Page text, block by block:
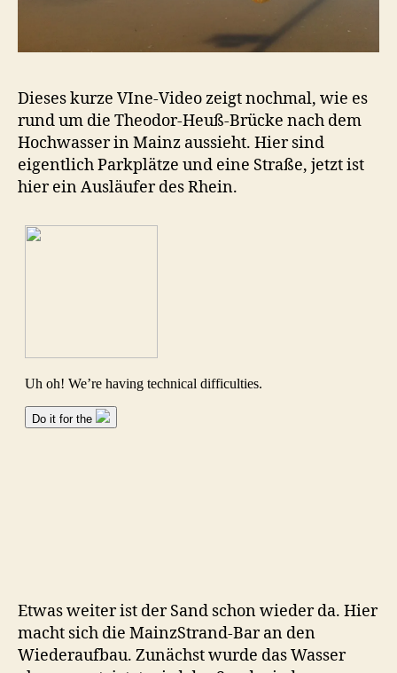
Dieses kurze VIne-Video zeigt nochmal, wie es
rund um die Theodor-Heuß-Brücke nach dem
Hochwasser in Mainz aussieht. Hier sind
eigentlich Parkplätze und eine Straße, jetzt ist
hier ein Ausläufer des Rhein.
Etwas weiter ist der Sand schon wieder da. Hier
macht sich die MainzStrand-Bar an den
Wiederaufbau. Zunächst wurde das Wasser